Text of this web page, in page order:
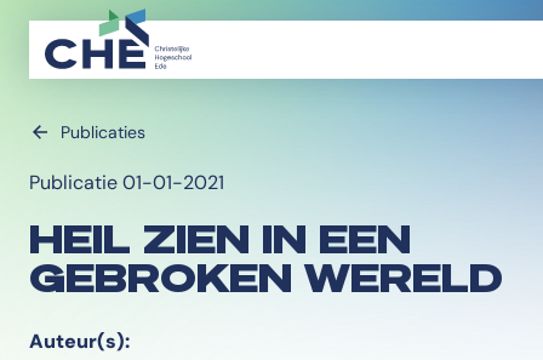
Publicaties
Publicatie 01-01-2021
HEIL ZIEN IN EEN
GEBROKEN WERELD
Auteur(s):